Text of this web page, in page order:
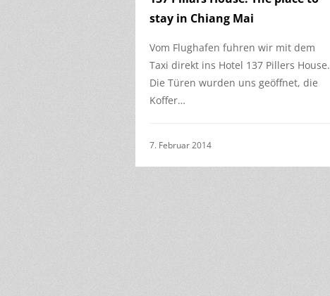
stay in Chiang Mai
Vom Flughafen fuhren wir mit dem
Taxi direkt ins Hotel 137 Pillers House.
Die Türen wurden uns geöffnet, die
Koffer…
7. Februar 2014